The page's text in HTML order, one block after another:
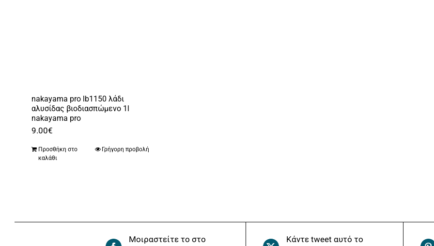
nakayama pro lb1150 λάδι
αλυσίδας βιοδιασπώμενο 1l
nakayama pro
9.00€
Προσθήκη στο
καλάθι
Γρήγορη προβολή
Μοιραστείτε το στο Κάντε tweet αυτό το